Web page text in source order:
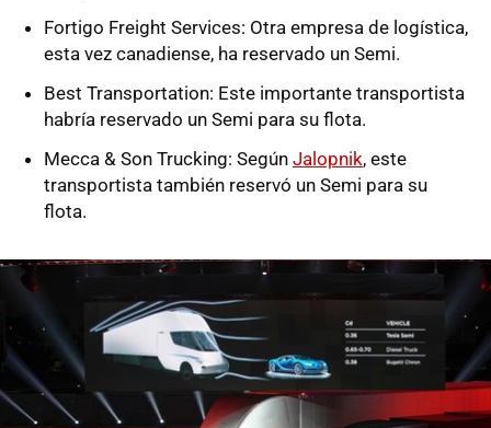
Fortigo Freight Services: Otra empresa de logística,
esta vez canadiense, ha reservado un Semi.
Best Transportation: Este importante transportista
habría reservado un Semi para su flota.
Mecca & Son Trucking: Según Jalopnik, este
transportista también reservó un Semi para su
flota.